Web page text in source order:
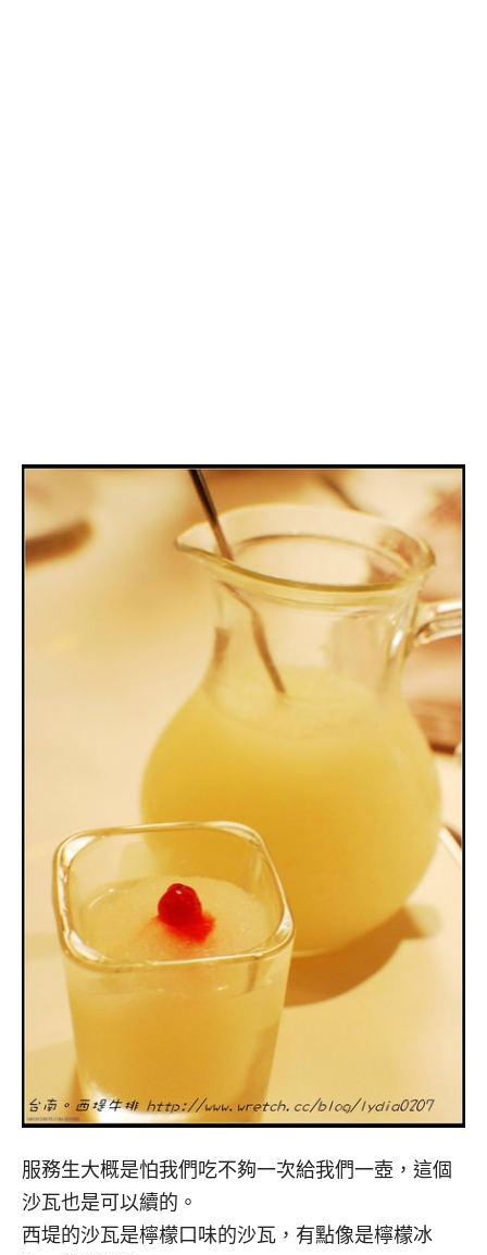
服務生大概是怕我們吃不夠一次給我們一壺，這個
沙瓦也是可以續的。
西堤的沙瓦是檸檬口味的沙瓦，有點像是檸檬冰